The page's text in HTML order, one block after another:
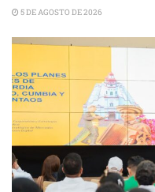
5 DE AGOSTO DE 2026